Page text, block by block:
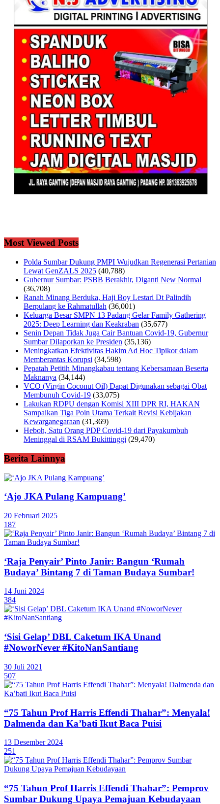
Most Viewed Posts
Polda Sumbar Dukung PMPI Wujudkan Regenerasi Pertanian
Lewat GenZALS 2025 (40,788)
Gubernur Sumbar: PSBB Berakhir, Diganti New Normal
(36,708)
Ranah Minang Berduka, Haji Boy Lestari Dt Palindih
Berpulang ke Rahmatullah (36,001)
Keluarga Besar SMPN 13 Padang Gelar Family Gathering
2025: Deep Learning dan Keakraban (35,677)
Senin Depan Tidak Juga Cair Bantuan Covid-19, Gubernur
Sumbar Dilaporkan ke Presiden (35,136)
Meningkatkan Efektivitas Hakim Ad Hoc Tipikor dalam
Memberantas Korupsi (34,598)
Pepatah Petitih Minangkabau tentang Kebersamaan Beserta
Maknanya (34,144)
VCO (Virgin Coconut Oil) Dapat Digunakan sebagai Obat
Membunuh Covid-19 (33,075)
Lakukan RDPU dengan Komisi XIII DPR RI, HAKAN
Sampaikan Tiga Poin Utama Terkait Revisi Kebijakan
Kewarganegaraan (31,369)
Heboh, Satu Orang PDP Covid-19 dari Payakumbuh
Meninggal di RSAM Bukittinggi (29,470)
Berita Lainnya
‘Ajo JKA Pulang Kampuang’
20 Februari 2025
187
‘Raja Penyair’ Pinto Janir: Bangun ‘Rumah
Budaya’ Bintang 7 di Taman Budaya Sumbar!
14 Juni 2024
384
‘Sisi Gelap’ DBL Caketum IKA Unand
#NoworNever #KitoNanSantiang
30 Juli 2021
507
“75 Tahun Prof Harris Effendi Thahar”: Menyala!
Dalmenda dan Ka’bati Ikut Baca Puisi
13 Desember 2024
251
“75 Tahun Prof Harris Effendi Thahar”: Pemprov
Sumbar Dukung Upaya Pemajuan Kebudayaan